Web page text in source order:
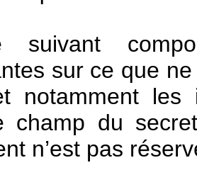
suivant
sur ce que
notamment les
champ du
n’est pas